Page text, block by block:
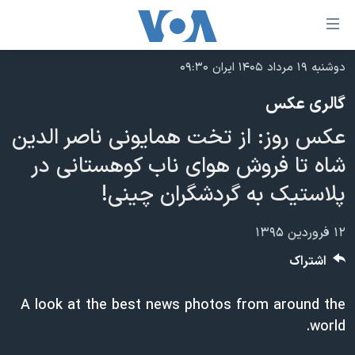
لینکهای
قابل
دسترسی
جهش
محتوای
اصلی
جهش
به
صفحه
جهش
جستجو
نسخه سبک وب‌سایت
موضوع ها
ایران
آمریکا
جهان
ورزشی
ویژه برنامه‌ها
برنامه های تلویزیونی
جدول برنامه ها
صفحه‌های ویژه
جام جهانی ۲۰۲۶
۲۵۰سالگی آمریکا
فرکانس‌های صدای آمریکا
یادگیری زبان انگلیسی
دوشنبه ۱۹ مرداد ۱۴۰۵ ایران ۰۹:۳۰
گالری عکس
عکس روز: از تخت همایونی ناصر الدین
شاه تا فروش هوای ناب کوهستانی در
پلاستیک به گردشگران چینی!
۱۲ فروردین ۱۳۹۵
A look at the best news photos from around the
world.
اشتراک